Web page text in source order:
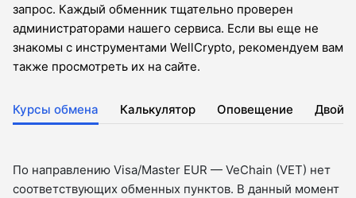
запрос. Каждый обменник тщательно проверен
администраторами нашего сервиса. Если вы еще не
знакомы с инструментами WellCrypto, рекомендуем вам
также просмотреть их на сайте.
Курсы обмена Калькулятор Оповещение
По направлению Visa/Master EUR — VeChain (VET) нет
соответствующих обменных пунктов. В данный момент